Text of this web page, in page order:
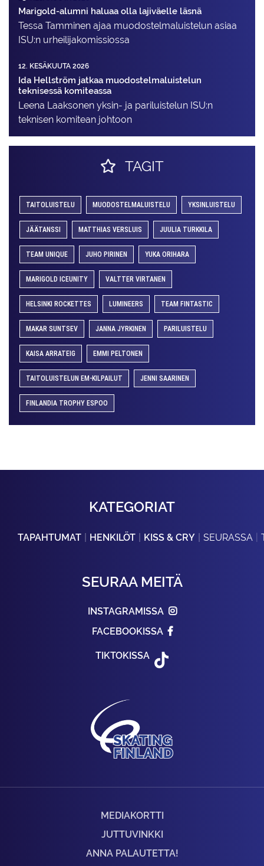
Marigold-alumni haluaa olla lajiväelle läsnä
Tessa Tamminen ajaa muodostelma­luistelun asiaa
ISU:n urheilija­komissiossa
12. KESÄKUUTA 2026
Ida Hellström jatkaa muodostelmaluistelun
teknisessä komiteassa
Leena Laaksonen yksin- ja pariluistelun ISU:n
teknisen komitean johtoon
TAGIT
TAITOLUISTELU MUODOSTELMALUISTELU YKSINLUISTELU
JÄÄTANSSI MATTHIAS VERSLUIS JUULIA TURKKILA
TEAM UNIQUE JUHO PIRINEN YUKA ORIHARA
MARIGOLD ICEUNITY VALTTER VIRTANEN
HELSINKI ROCKETTES LUMINEERS TEAM FINTASTIC
MAKAR SUNTSEV JANNA JYRKINEN PARILUISTELU
KAISA ARRATEIG EMMI PELTONEN
TAITOLUISTELUN EM-KILPAILUT JENNI SAARINEN
FINLANDIA TROPHY ESPOO
KATEGORIAT
TAPAHTUMAT HENKILÖT KISS & CRY SEURASSA
SEURAA MEITÄ
INSTAGRAMISSA
FACEBOOKISSA
TIKTOKISSA
MEDIAKORTTI
JUTTUVINKKI
ANNA PALAUTETTA!